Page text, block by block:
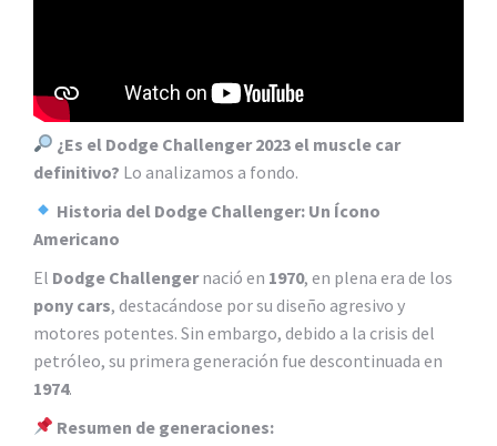
¿Es el Dodge Challenger 2023 el muscle car
definitivo? Lo analizamos a fondo.
Historia del Dodge Challenger: Un Ícono
Americano
El Dodge Challengernació en 1970, en plena era de los
pony cars, destacándose por su diseño agresivo y
motores potentes. Sin embargo, debido a la crisis del
petróleo, su primera generación fue descontinuada en
1974.
Resumen de generaciones: